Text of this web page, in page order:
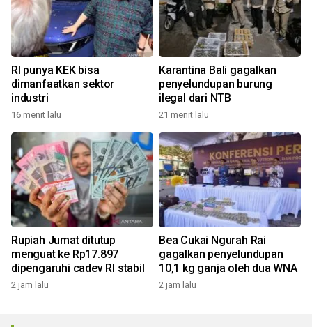
RI punya KEK bisa
dimanfaatkan sektor
industri
16 menit lalu
Karantina Bali gagalkan
penyelundupan burung
ilegal dari NTB
21 menit lalu
Rupiah Jumat ditutup
menguat ke Rp17.897
dipengaruhi cadev RI stabil
2 jam lalu
Bea Cukai Ngurah Rai
gagalkan penyelundupan
10,1 kg ganja oleh dua WNA
2 jam lalu